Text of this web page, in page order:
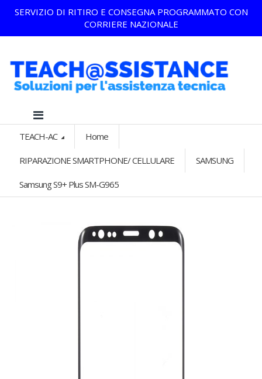
SERVIZIO DI RITIRO E CONSEGNA PROGRAMMATO CON
CORRIERE NAZIONALE
TEACH-AC Home
RIPARAZIONE SMARTPHONE/ CELLULARE SAMSUNG
Samsung S9+ Plus SM-G965